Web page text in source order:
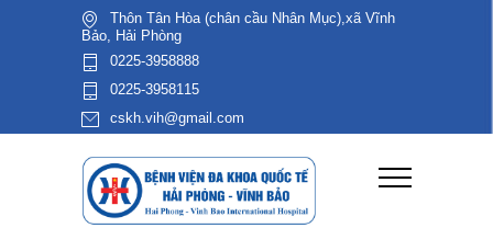
Thôn Tân Hòa (chân cầu Nhân Mục),xã Vĩnh
Bảo, Hải Phòng
0225-3958888
0225-3958115
cskh.vih@gmail.com